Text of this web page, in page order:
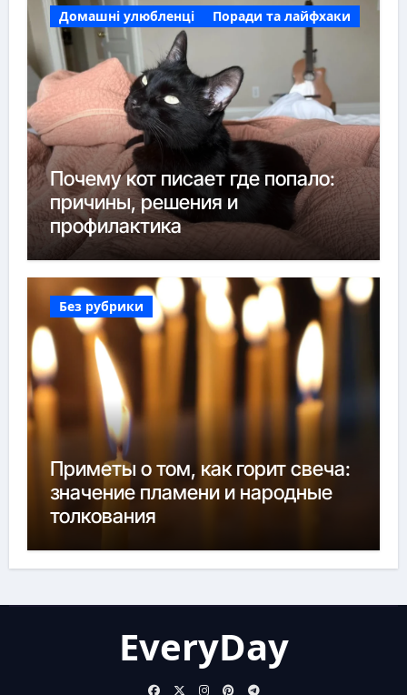
Домашні улюбленці Поради та лайфхаки
Почему кот писает где попало:
причины, решения и
профилактика
Без рубрики
Приметы о том, как горит свеча:
значение пламени и народные
толкования
EveryDay